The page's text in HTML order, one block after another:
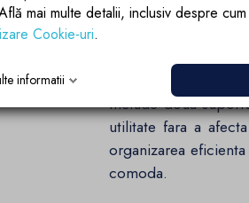
Cu dimensiuni de
Include doua
utilitate fara a
organizarea
comoda.
mai multe detalii, inclusiv despre
Cookie-uri.
informatii